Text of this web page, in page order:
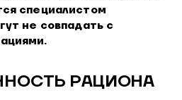
специалистом
не совпадать с
РАЦИОНА